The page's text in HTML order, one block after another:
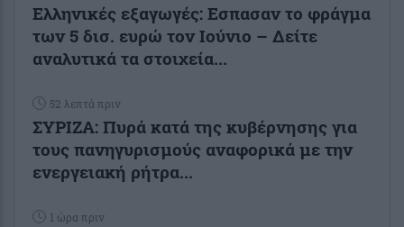
Ελληνικές εξαγωγές: Εσπασαν το φράγμα
των 5 δισ. ευρώ τον Ιούνιο – Δείτε
αναλυτικά τα στοιχεία...
52 λεπτά πριν
ΣΥΡΙΖΑ: Πυρά κατά της κυβέρνησης για
τους πανηγυρισμούς αναφορικά με την
ενεργειακή ρήτρα...
1 ώρα πριν